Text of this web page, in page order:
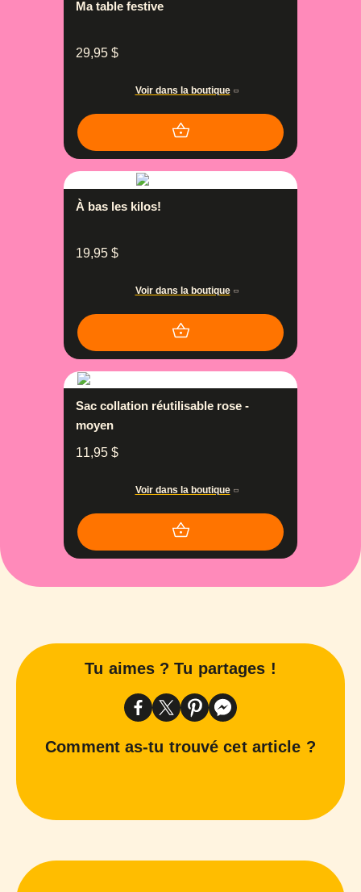
Ma table festive
29,95 $
Voir dans la boutique
À bas les kilos!
19,95 $
Voir dans la boutique
Sac collation réutilisable rose -
moyen
11,95 $
Voir dans la boutique
Tu aimes ? Tu partages !
Comment as-tu trouvé cet article ?